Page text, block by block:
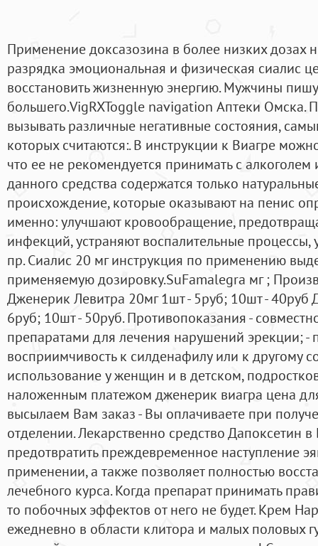
Применение доксазозина в более низких дозах
разрядка эмоциональная и физическая сиалис
восстановить жизненную энергию. Мужчины
большего.VigRXToggle navigation Аптеки Омска.
вызывать различные негативные состояния,
которых считаются:. В инструкции к Виагре
что ее не рекомендуется принимать с
данного средства содержатся только
происхождение, которые оказывают на пенис
именно: улучшают кровообращение,
инфекций, устраняют воспалительные
пр. Сиалис 20 мг инструкция по применению
применяемую дозировку.SuFamalegra мг ;
Дженерик Левитра 20мг 1шт - 5руб; 10шт - 40руб
6руб; 10шт - 50руб. Противопоказания -
препаратами для лечения нарушений эрекции;
восприимчивость к силденафилу или к другому
использование у женщин и в детском,
наложенным платежом дженерик виагра цена
высылаем Вам заказ - Вы оплачиваете при
отделении. Лекарственно средство Дапоксетин
предотвратить преждевременное наступление
применении, а также позволяет полностью
лечебного курса. Когда препарат принимать
то побочных эффектов от него не будет. Крем
ежедневно в области клитора и малых половых